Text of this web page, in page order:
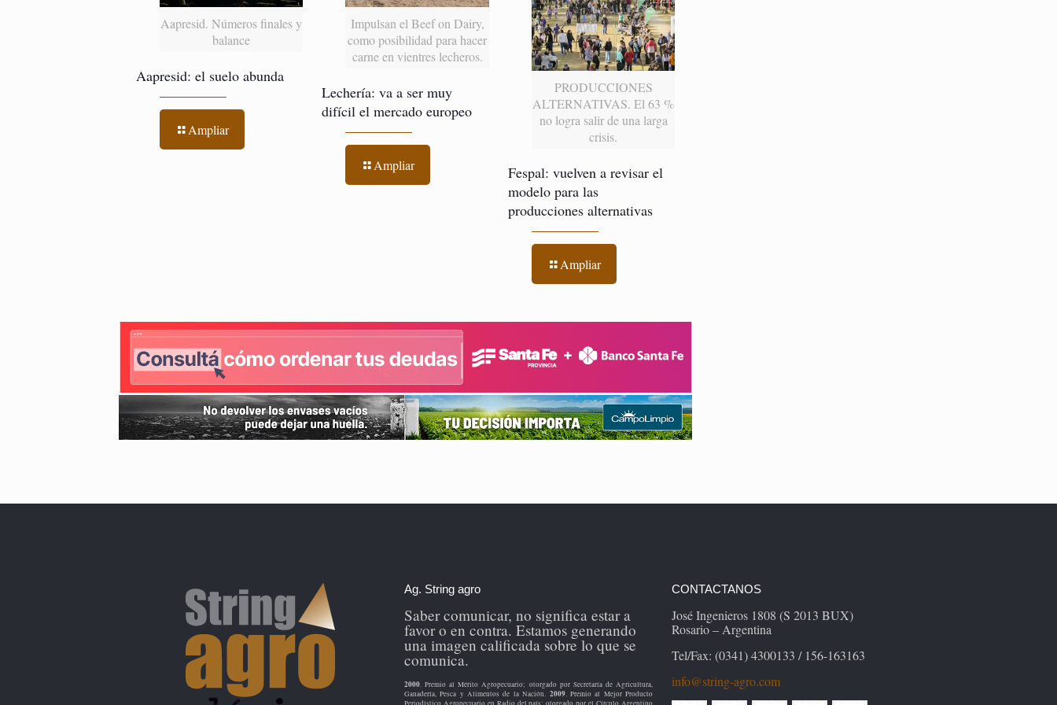
Aapresid. Números finales y
balance
Aapresid: el suelo abunda
Ampliar
Impulsan el Beef on Dairy,
como posibilidad para hacer
carne en vientres lecheros.
Lechería: va a ser muy
difícil el mercado europeo
Ampliar
PRODUCCIONES
ALTERNATIVAS. El 63 %
no logra salir de una larga
crisis.
Fespal: vuelven a revisar el
modelo para las
producciones alternativas
Ampliar
Ag. String agro
Saber comunicar, no significa estar a
favor o en contra. Estamos generando
una imagen calificada sobre lo que se
comunica.
2000. Premio al Mérito Agropecuario; otorgado por Secretaría de Agricultura,
Ganadería, Pesca y Alimentos de la Nación. 2009. Premio al Mejor Producto
CONTACTANOS
José Ingenieros 1808 (S 2013 BUX)
Rosario – Argentina
Tel/Fax: (0341) 4300133 / 156-163163
info@string-agro.com